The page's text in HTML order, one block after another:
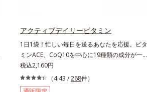
アクティブデイリービタミン
1日1袋！忙しい毎日を送るあなたを応援。ビタ
ミンACE、CoQ10を中心に19種類の成分が一度
に摂れる！。必要な分だけビタミンAに変換され
るβ-カロテン、一部にタイムリリース加工を施
たビタミンC、3種のビタミンEを中心に、注目成
税込2,160円
（4.43 /268件）